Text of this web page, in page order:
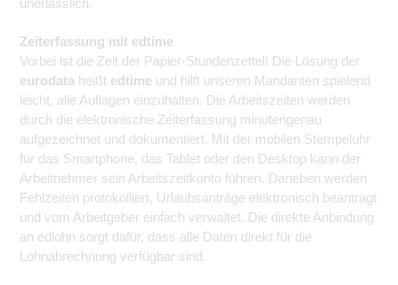
Zeiterfassung mit edtime
Vorbei ist die Zeit der Papier-Stundenzettel! Die Lösung der
eurodata heißt edtime und hilft unseren Mandanten spielend
leicht, alle Auflagen einzuhalten. Die Arbeitszeiten werden
durch die elektronische Zeiterfassung minutengenau
aufgezeichnet und dokumentiert. Mit der mobilen Stempeluhr
für das Smartphone, das Tablet oder den Desktop kann der
Arbeitnehmer sein Arbeitszeitkonto führen. Daneben werden
Fehlzeiten protokolliert, Urlaubsanträge elektronisch beantragt
und vom Arbeitgeber einfach verwaltet. Die direkte Anbindung
an edlohn sorgt dafür, dass alle Daten direkt für die
Lohnabrechnung verfügbar sind.